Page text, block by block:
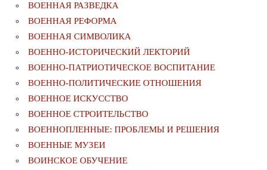
ВОЕННАЯ РАЗВЕДКА
ВОЕННАЯ РЕФОРМА
ВОЕННАЯ СИМВОЛИКА
ВОЕННО-ИСТОРИЧЕСКИЙ ЛЕКТОРИЙ
ВОЕННО-ПАТРИОТИЧЕСКОЕ ВОСПИТАНИЕ
ВОЕННО-ПОЛИТИЧЕСКИE ОТНОШЕНИЯ
ВОЕННОЕ ИСКУССТВО
ВОЕННОЕ СТРОИТЕЛЬСТВО
ВОЕННОПЛЕННЫЕ: ПРОБЛЕМЫ И РЕШЕНИЯ
ВОЕННЫЕ МУЗЕИ
ВОИНСКОЕ ОБУЧЕНИЕ